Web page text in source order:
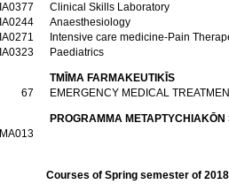
IA0377
Clinical Skills Laboratory
ΙΑ0244
Anaesthesiology
ΙΑ0271
Intensive care medicine-Pain
ΙΑ0323
Paediatrics
TMĪMA FARMAKEUTIKĪS
67
EMERGENCY MEDICAL
PROGRAMMA
ΙΜΑ013
Courses of Spring semester of